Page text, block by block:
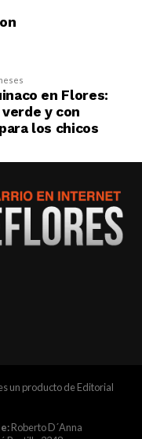
en Flores:
verde y con
los chicos
un producto de Editorial
Roberto D´Anna